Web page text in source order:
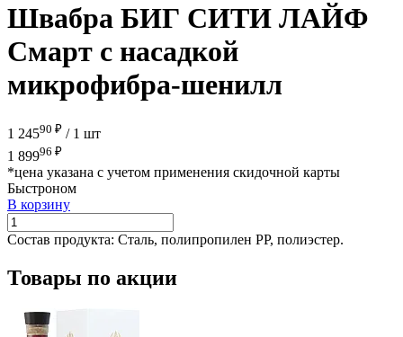
Швабра БИГ СИТИ ЛАЙФ
Смарт с насадкой
микрофибра-шенилл
1 24590 ₽ / 1 шт
1 89996 ₽
*цена указана с учетом применения скидочной карты
Быстроном
В корзину
Состав продукта: Сталь, полипропилен РР, полиэстер.
Товары по акции